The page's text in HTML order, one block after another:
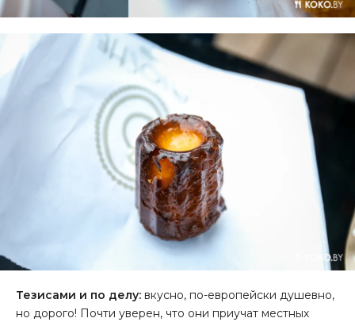
Тезисами и по делу: вкусно, по-европейски душевно,
но дорого! Почти уверен, что они приучат местных